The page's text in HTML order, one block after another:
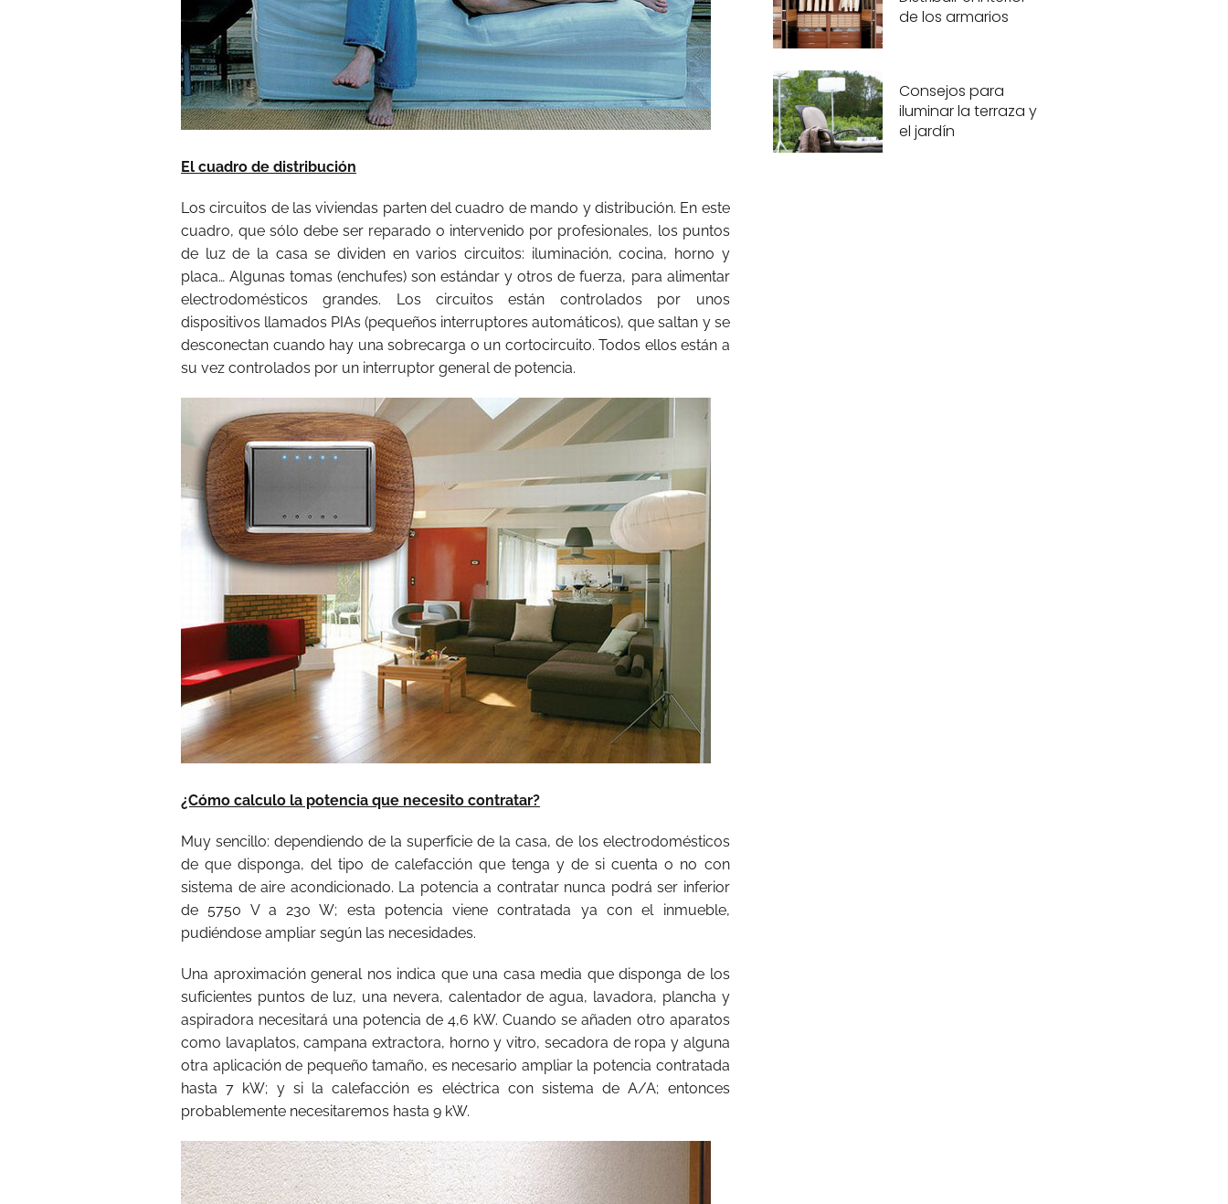
El cuadro de distribución
Los circuitos de las viviendas parten del cuadro de mando y distribución. En este
cuadro, que sólo debe ser reparado o intervenido por profesionales, los puntos
de luz de la casa se dividen en varios circuitos: iluminación, cocina, horno y
placa… Algunas tomas (enchufes) son estándar y otros de fuerza, para alimentar
electrodomésticos grandes. Los circuitos están controlados por unos
dispositivos llamados PIAs (pequeños interruptores automáticos), que saltan y se
desconectan cuando hay una sobrecarga o un cortocircuito. Todos ellos están a
su vez controlados por un interruptor general de potencia.
¿Cómo calculo la potencia que necesito contratar?
Muy sencillo: dependiendo de la superficie de la casa, de los electrodomésticos
de que disponga, del tipo de calefacción que tenga y de si cuenta o no con
sistema de aire acondicionado. La potencia a contratar nunca podrá ser inferior
de 5750 V a 230 W; esta potencia viene contratada ya con el inmueble,
pudiéndose ampliar según las necesidades.
Una aproximación general nos indica que una casa media que disponga de los
suficientes puntos de luz, una nevera, calentador de agua, lavadora, plancha y
aspiradora necesitará una potencia de 4,6 kW. Cuando se añaden otro aparatos
como lavaplatos, campana extractora, horno y vitro, secadora de ropa y alguna
otra aplicación de pequeño tamaño, es necesario ampliar la potencia contratada
hasta 7 kW; y si la calefacción es eléctrica con sistema de A/A; entonces
probablemente necesitaremos hasta 9 kW.
de los armarios
Consejos para
iluminar la terraza y
el jardín